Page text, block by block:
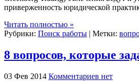
приверженность юридической
Читать полностью »
Рубрики: Поиск работы | Метки:
8 вопросов, которые
03 Фев 2014 Комментариев нет